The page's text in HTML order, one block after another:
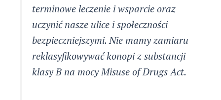
terminowe leczenie i wsparcie oraz
uczynić nasze ulice i społeczności
bezpieczniejszymi. Nie mamy zamiaru
reklasyfikowywać konopi z substancji
klasy B na mocy Misuse of Drugs Act.